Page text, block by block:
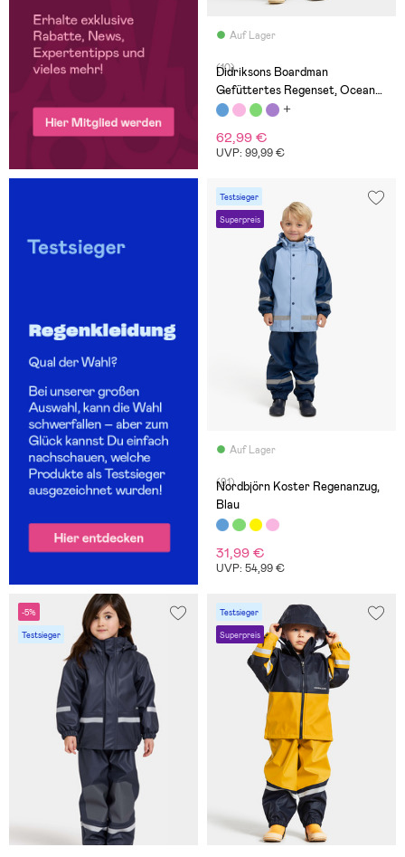
Auf Lager
(10)
Didriksons Boardman
Gefüttertes Regenset, Ocean
Mint
62,99 €
UVP: 99,99 €
Testsieger
Superpreis
Auf Lager
(91)
Nordbjörn Koster Regenanzug,
Blau
31,99 €
UVP: 54,99 €
-5%
Testsieger
Testsieger
Superpreis